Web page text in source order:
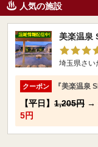
人気の施設
美楽温泉
埼玉県さい
クーポン 『美楽温泉
【平日】 1,205円 →
5円